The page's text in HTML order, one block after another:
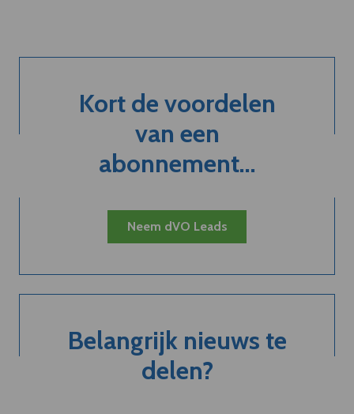
Kort de voordelen
van een
abonnement...
Neem dVO Leads
Belangrijk nieuws te
delen?